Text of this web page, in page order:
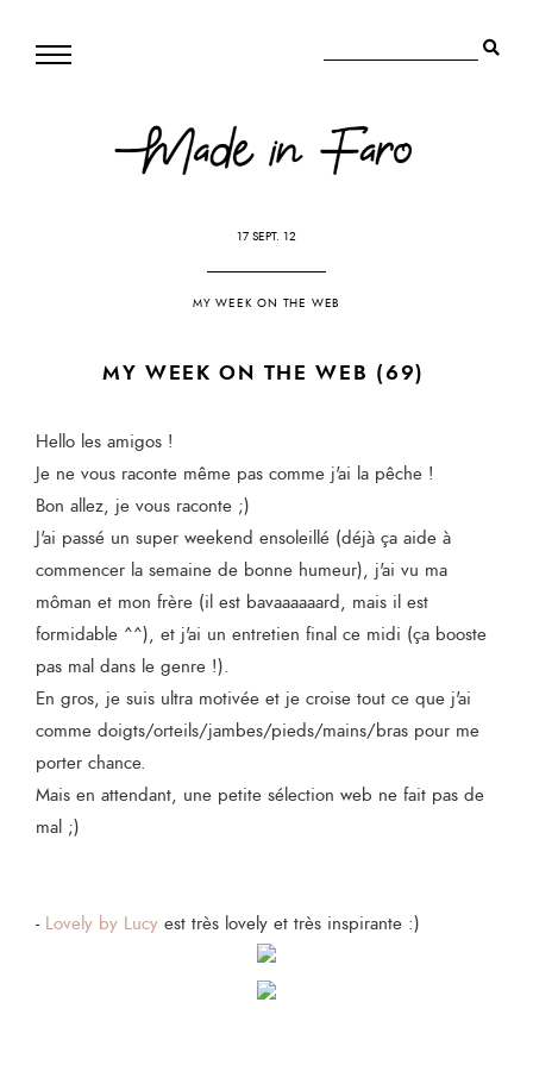
17 SEPT. 12
MY WEEK ON THE WEB
MY WEEK ON THE WEB (69)
Hello les amigos !
Je ne vous raconte même pas comme j'ai la pêche !
Bon allez, je vous raconte ;)
J'ai passé un super weekend ensoleillé (déjà ça aide à
commencer la semaine de bonne humeur), j'ai vu ma
môman et mon frère (il est bavaaaaaard, mais il est
formidable ^^), et j'ai un entretien final ce midi (ça booste
pas mal dans le genre !).
En gros, je suis ultra motivée et je croise tout ce que j'ai
comme doigts/orteils/jambes/pieds/mains/bras pour me
porter chance.
Mais en attendant, une petite sélection web ne fait pas de
mal ;)
- Lovely by Lucy est très lovely et très inspirante :)